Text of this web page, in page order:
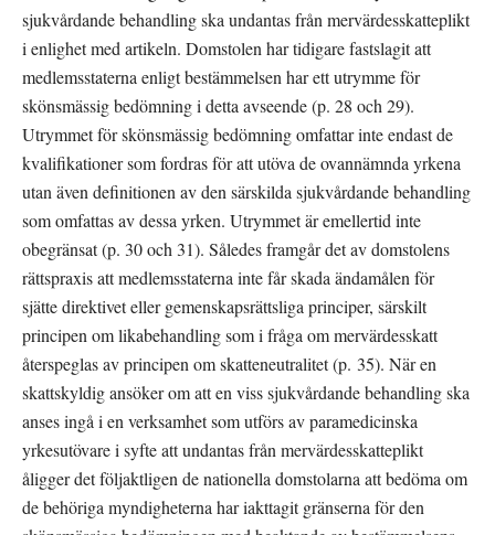
sjukvårdande behandling ska undantas från mervärdesskatteplikt
i enlighet med artikeln. Domstolen har tidigare fastslagit att
medlemsstaterna enligt bestämmelsen har ett utrymme för
skönsmässig bedömning i detta avseende (p. 28 och 29).
Utrymmet för skönsmässig bedömning omfattar inte endast de
kvalifikationer som fordras för att utöva de ovannämnda yrkena
utan även definitionen av den särskilda sjukvårdande behandling
som omfattas av dessa yrken. Utrymmet är emellertid inte
obegränsat (p. 30 och 31). Således framgår det av domstolens
rättspraxis att medlemsstaterna inte får skada ändamålen för
sjätte direktivet eller gemenskapsrättsliga principer, särskilt
principen om likabehandling som i fråga om mervärdesskatt
återspeglas av principen om skatteneutralitet (p. 35). När en
skattskyldig ansöker om att en viss sjukvårdande behandling ska
anses ingå i en verksamhet som utförs av paramedicinska
yrkesutövare i syfte att undantas från mervärdesskatteplikt
åligger det följaktligen de nationella domstolarna att bedöma om
de behöriga myndigheterna har iakttagit gränserna för den